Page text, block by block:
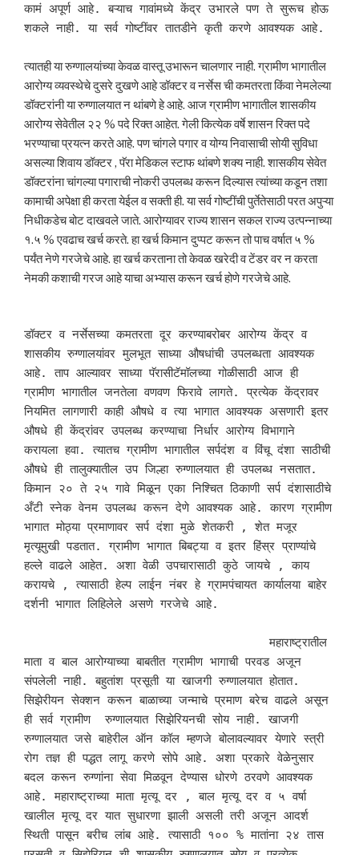
कामं अपूर्ण आहे. बऱ्याच गावांमध्ये केंद्र उभारले पण ते सुरूच होऊ
शकले नाही. या सर्व गोष्टींवर तातडीने कृती करणे आवश्यक आहे.
त्यातही या रुग्णालयांच्या केवळ वास्तू उभारून चालणार नाही. ग्रामीण भागातील
आरोग्य व्यवस्थेचे दुसरे दुखणे आहे डॉक्टर व नर्सेस ची कमतरता किंवा नेमलेल्या
डॉक्टरांनी या रुग्णालयात न थांबणे हे आहे. आज ग्रामीण भागातील शासकीय
आरोग्य सेवेतील २२ % पदे रिक्त आहेत. गेली कित्येक वर्षे शासन रिक्त पदे
भरण्याचा प्रयत्न करते आहे. पण चांगले पगार व योग्य निवासाची सोयी सुविधा
असल्या शिवाय डॉक्टर , पॅरा मेडिकल स्टाफ थांबणे शक्य नाही. शासकीय सेवेत
डॉक्टरांना चांगल्या पगाराची नोकरी उपलब्ध करून दिल्यास त्यांच्या कडून तशा
कामाची अपेक्षा ही करता येईल व सक्ती ही. या सर्व गोष्टींची पुर्तेतेसाठी परत अपुऱ्या
निधीकडेच बोट दाखवले जाते. आरोग्यावर राज्य शासन सकल राज्य उत्पन्नाच्या
१.५ % एवढाच खर्च करते. हा खर्च किमान दुप्पट करून तो पाच वर्षात ५ %
पर्यंत नेणे गरजेचे आहे. हा खर्च करताना तो केवळ खरेदी व टेंडर वर न करता
नेमकी कशाची गरज आहे याचा अभ्यास करून खर्च होणे गरजेचे आहे.
डॉक्टर व नर्सेसच्या कमतरता दूर करण्याबरोबर आरोग्य केंद्र व
शासकीय रुग्णालयांवर मुलभूत साध्या औषधांची उपलब्धता आवश्यक
आहे. ताप आल्यावर साध्या पॅरासीटॅमॉलच्या गोळीसाठी आज ही
ग्रामीण भागातील जनतेला वणवण फिरावे लागते. प्रत्येक केंद्रावर
नियमित लागणारी काही औषधे व त्या भागात आवश्यक असणारी इतर
औषधे ही केंद्रांवर उपलब्ध करण्याचा निर्धार आरोग्य विभागाने
करायला हवा. त्यातच ग्रामीण भागातील सर्पदंश व विंचू दंशा साठीची
औषधे ही तालुक्यातील उप जिल्हा रुग्णालयात ही उपलब्ध नसतात.
किमान २० ते २५ गावे मिळून एका निश्चित ठिकाणी सर्प दंशासाठीचे
अँटी स्नेक वेनम उपलब्ध करून देणे आवश्यक आहे. कारण ग्रामीण
भागात मोठ्या प्रमाणावर सर्प दंशा मुळे शेतकरी , शेत मजूर
मृत्यूमुखी पडतात. ग्रामीण भागात बिबट्या व इतर हिंस्र प्राण्यांचे
हल्ले वाढले आहेत. अशा वेळी उपचारासाठी कुठे जायचे , काय
करायचे , त्यासाठी हेल्प लाईन नंबर हे ग्रामपंचायत कार्यालया बाहेर
दर्शनी भागात लिहिलेले असणे गरजेचे आहे.
                                  महाराष्ट्रातील
माता व बाल आरोग्याच्या बाबतीत ग्रामीण भागाची परवड अजून
संपलेली नाही. बहुतांश प्रसूती या खाजगी रुग्णालयात होतात.
सिझेरीयन सेक्शन करून बाळाच्या जन्माचे प्रमाण बरेच वाढले असून
ही सर्व ग्रामीण  रुग्णालयात सिझेरियनची सोय नाही. खाजगी
रुग्णालयात जसे बाहेरील ऑन कॉल म्हणजे बोलावल्यावर येणारे स्त्री
रोग तज्ञ ही पद्धत लागू करणे सोपे आहे. अशा प्रकारे वेळेनुसार
बदल करून रुग्णांना सेवा मिळवून देण्यास धोरणे ठरवणे आवश्यक
आहे. महाराष्ट्राच्या माता मृत्यू दर , बाल मृत्यू दर व ५ वर्षा
खालील मृत्यू दर यात सुधारणा झाली असली तरी अजून आदर्श
स्थिती पासून बरीच लांब आहे. त्यासाठी १०० % मातांना २४ तास